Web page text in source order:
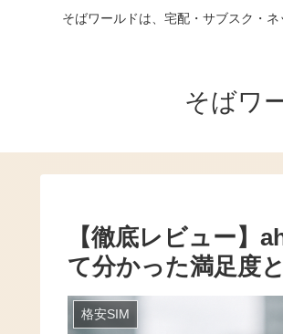
そばワールドは、宅配・サブスク・
そばワ
【徹底レビュー】
て分かった満足度
格安SIM